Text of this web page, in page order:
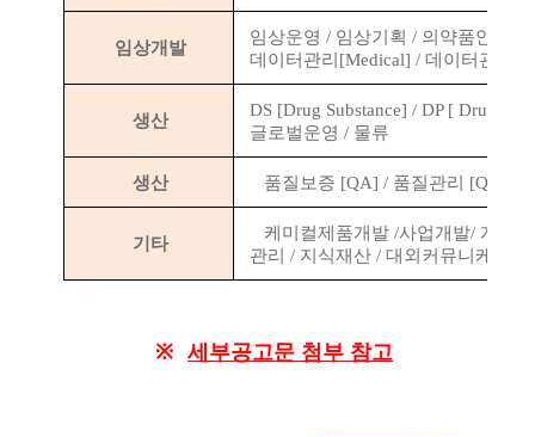
임상개발
임상운영 / 임상기획 / 의약품안전
데이터관리 [Medical] / 데이터관리
생산
DS [Drug Substance] / DP [ Drug
글로벌운영 / 물류
생산 품질보증 [QA] / 품질관리 [QC]
기타
케미컬제품개발 /사업개발/ 개발
관리 / 지식재산 / 대외커뮤니케이션
※ 세부공고문 첨부 참고